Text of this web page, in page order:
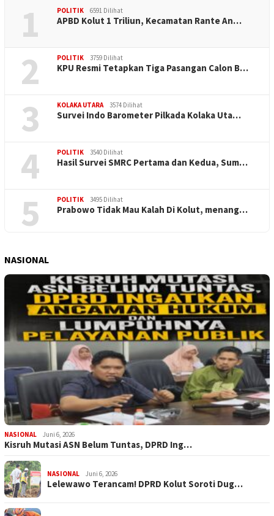
1 POLITIK 6591 Dilihat
APBD Kolut 1 Triliun, Kecamatan Rante An…
2 POLITIK 3759 Dilihat
KPU Resmi Tetapkan Tiga Pasangan Calon B…
3 KOLAKA UTARA 3574 Dilihat
Survei Indo Barometer Pilkada Kolaka Uta…
4 POLITIK 3540 Dilihat
Hasil Survei SMRC Pertama dan Kedua, Sum…
5 POLITIK 3495 Dilihat
Prabowo Tidak Mau Kalah Di Kolut, menang…
NASIONAL
NASIONAL Juni 6, 2026
Kisruh Mutasi ASN Belum Tuntas, DPRD Ing…
NASIONAL Juni 6, 2026
Lelewawo Terancam! DPRD Kolut Soroti Dug…